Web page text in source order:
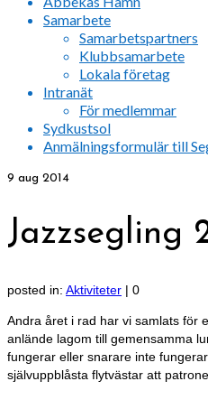
Samarbete
Samarbetspartners
Klubbsamarbete
Lokala företag
Intranät
För medlemmar
Sydkustsol
Anmälningsformulär till
9 aug 2014
Jazzsegling
posted in: Aktiviteter | 0
Andra året i rad har vi samlats för
anlände lagom till gemensamma
fungerar eller snarare inte
självuppblåsta flytvästar att